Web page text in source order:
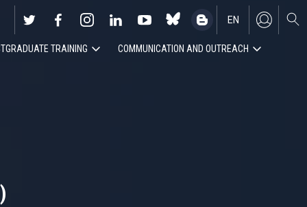
EN
ES
TRAINING COMMUNICATION AND OUTREACH